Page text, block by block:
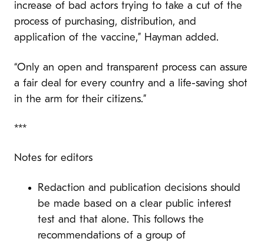
increase of bad actors trying to take a cut of the
process of purchasing, distribution, and
application of the vaccine,” Hayman added.
“Only an open and transparent process can assure
a fair deal for every country and a life-saving shot
in the arm for their citizens.”
***
Notes for editors
Redaction and publication decisions should
be made based on a clear public interest
test and that alone. This follows the
recommendations of a group of